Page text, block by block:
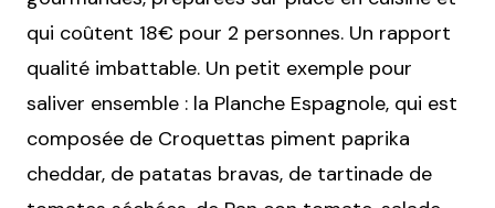
qui coûtent 18€ pour 2 personnes. Un rapport
qualité imbattable. Un petit exemple pour
saliver ensemble : la Planche Espagnole, qui est
composée de Croquettas piment paprika
cheddar, de patatas bravas, de tartinade de